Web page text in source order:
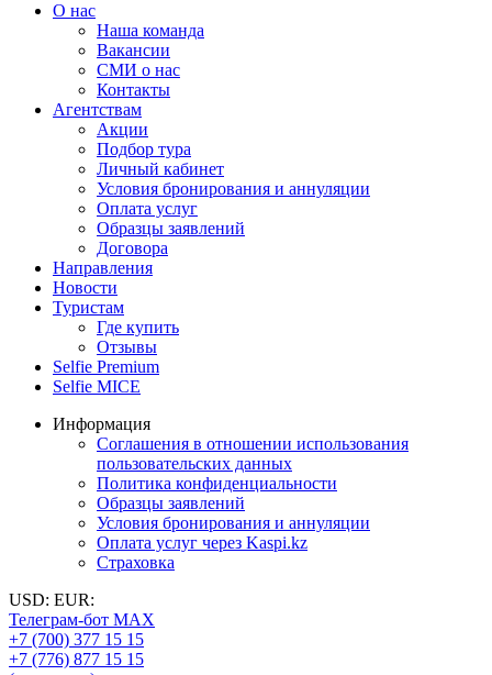
О нас
Наша команда
Вакансии
СМИ о нас
Контакты
Агентствам
Акции
Подбор тура
Личный кабинет
Условия бронирования и аннуляции
Оплата услуг
Образцы заявлений
Договора
Направления
Новости
Туристам
Где купить
Отзывы
Selfie Premium
Selfie MICE
Информация
Соглашения в отношении использования
пользовательских данных
Политика конфиденциальности
Образцы заявлений
Условия бронирования и аннуляции
Оплата услуг через Kaspi.kz
Страховка
USD: EUR:
Телеграм-бот MAX
+7 (700) 377 15 15
+7 (776) 877 15 15